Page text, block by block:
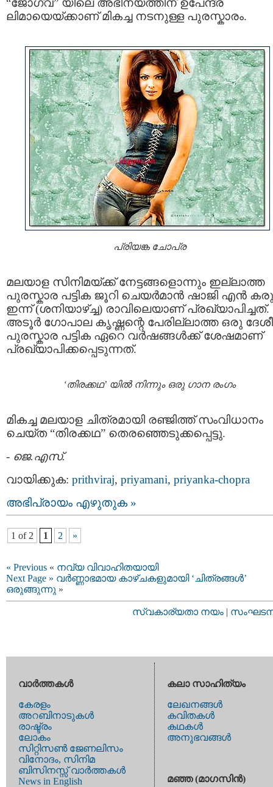
ലിമായെയ്ക്കാണ് മികച്ച നടനുള്ള പുരസ്കാരം.
പ്രിയങ്ക ചോപ്ര
മലയാള സിനിമയ്ക്ക് നേട്ടങ്ങളൊന്നും ഇല്ലാത്ത
പുരസ്കാര പട്ടിക ജൂറി ചെയര്‍മാന്‍ ഷാജി എന്‍
ഇന്ന് (ശനിയാഴ്‌ച്ച) രാവിലെയാണ് പ്രഖ്യാപിച്ചത്.
അടൂര്‍ ഗോപാല കൃഷ്ണന്റെ പേരില്ലാത്ത ഒരു
പുരസ്കാര പട്ടിക ഏറെ വര്‍ഷങ്ങള്‍ക്ക് ശേഷമാണ്
പ്രഖ്യാപിക്കപ്പെടുന്നത്.
‘തിരക്കഥ’ യില്‍ നിന്നും ഒരു ഗാന രംഗം
മികച്ച മലയാള ചിത്രമായി രഞ്ജിത്ത് സംവിധാനം
ചെയ്ത “തിരക്കഥ” തെരഞ്ഞെടുക്കപ്പെട്ടു.
- ജെ.എസ്.
വായിക്കുക: prithviraj, priyamani, priyanka-chopra
അഭിപ്രായം എഴുതുക »
1 of 2 1 2 »
« Previous « നവ്യ വിവാഹിതയായി
Next Page » വര്‍ണ്ണാഭമായ കാഴ്ചകളുമായി ‘ചിത്രങ്ങള്‍’
ഒരുങ്ങുന്നു »
സ്വകാര്യതാ നയം |
വാര്‍ത്തകള്‍
കേരളം
അറബിനാടുകള്‍
രാഷ്ട്രം
ലോകം
സിറ്റിസണ്‍ ജേണലിസം
വിനോദം, സിനിമ
ബിസിനസ്സ് വാര്‍ത്തകള്‍
News in English
കലാ സാഹിത്യം
ലേഖനങ്ങള്‍
കവിതകള്‍
കഥകള്‍
അനുഭവങ്ങള്‍
മഞ്ഞ (മാഗസിന്‍)